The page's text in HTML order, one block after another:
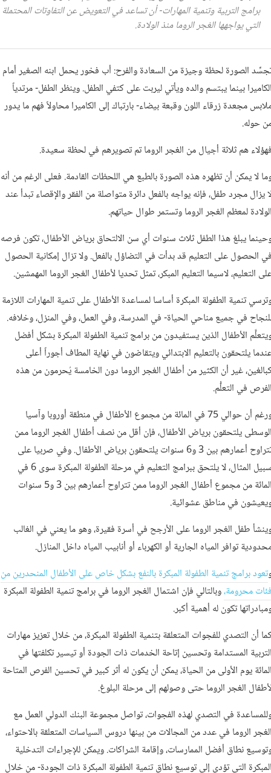
برامج التربية وتنمية المهارات- أن تساعد في التعويض عن التفاوتات المحتملة
التي يواجهها الغجر الروما منذ الولادة.
الصورة لحظة وجيزة من السعادة والفرح: أب فخور يحمل ابنه الصغير أمام
بينما يبتسم والده ويأتي ليربت على كتفي الطفل. وينظر الطفل- مرتدياً
مجعدة زرقاء اللون وقبعة بيضاء- بارتباك إلى الكاميرا محاولاً فهم ما يدور
حوله.
هم ثلاثة أجيال من الغجر الروما تم تصويرهم في لحظة سعيدة.
لا يمكن أن تظهره هذه الصورة بالطبع هي اللحظات القادمة. فعلى الرغم من أنه
يزال مجرد طفل، فإنه يواجه بالفعل دائرة متواصلة من الفقر والإقصاء تبدأ عند
لمعظم الغجر الروما وتستمر طوال حياتهم.
يبلغ هذا الطفل ثلاث سنوات أي سن الالتحاق برياض الأطفال، تكون فرصه
الحصول على التعليم قد بدأت في التضاؤل بالفعل. ولا تزال إمكانية الحصول
التعليم، لاسيما التعليم المبكر، تمثل تحديا لأطفال الغجر الروما المهمشين.
تنمية الطفولة المبكرة أساسا لمساعدة الأطفال على تنمية المهارات اللازمة
في جميع مناحي الحياة- في المدرسة، وفي العمل، وفي المنزل، وخلافه.
الأطفال الذين يستفيدون من برامج تنمية الطفولة المبكرة بشكل أفضل
يلتحقون بالتعليم الابتدائي ويتقاضون في نهاية المطاف أجوراً أعلى
غير أن الكثير من أطفال الغجر الروما دون الخامسة يُحرمون من هذه
في التعلُّم.
ورغم أن حوالي 75 في المائة من مجموع الأطفال في منطقة أوروبا وآسيا
يلتحقون برياض الأطفال، فإن أقل من نصف أطفال الغجر الروما ممن
تتراوح أعمارهم بين 3 و6 سنوات يلتحقون برياض الأطفال. وفي صربيا على
سبيل المثال، لا يلتحق ببرامج التعليم في مرحلة الطفولة المبكرة سوى 6 في
المائة من مجموع أطفال الغجر الروما ممن تتراوح أعمارهم بين 3 و5 سنوات
في مناطق عشوائية.
طفل الغجر الروما على الأرجح في أسرة فقيرة، وهو ما يعني في الغالب
توافر المياه الجارية أو الكهرباء أو أنابيب المياه داخل المنازل.
تعود برامج تنمية الطفولة المبكرة بالنفع بشكل خاص على الأطفال المنحدرين من
محرومة،وبالتالي فإن اشتمال الغجر الروما في برامج تنمية الطفولة المبكرة
تكون له أهمية أكبر.
أن التصدي للفجوات المتعلقة بتنمية الطفولة المبكرة، من خلال تعزيز مهارات
المستدامة وتحسين إتاحة الخدمات ذات الجودة أو تيسير تكلفتها في
يوم الأولى من الحياة، يمكن أن يكون له أثر كبير في تحسين الفرص المتاحة
الغجر الروما حتى وصولهم إلى مرحلة البلوغ.
في التصدي لهذه الفجوات، تواصل مجموعة البنك الدولي العمل مع
الروما في عدد من المجالات من بينها دروس السياسات المتعلقة بالاحتواء،
نطاق أفضل الممارسات، وإقامة الشراكات. ويمكن للإجراءات التدخلية
التي تؤدي إلى توسيع نطاق تنمية الطفولة المبكرة ذات الجودة- من خلال